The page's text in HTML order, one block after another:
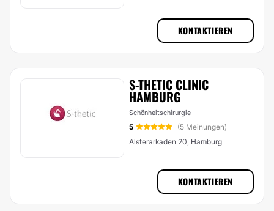
KONTAKTIEREN
S-THETIC CLINIC
HAMBURG
Schönheitschirurgie
5
(5 Meinungen)
Alsterarkaden 20, Hamburg
KONTAKTIEREN